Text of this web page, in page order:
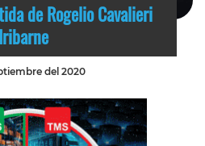
de Rogelio Cavalieri
Iribarne
del 2020